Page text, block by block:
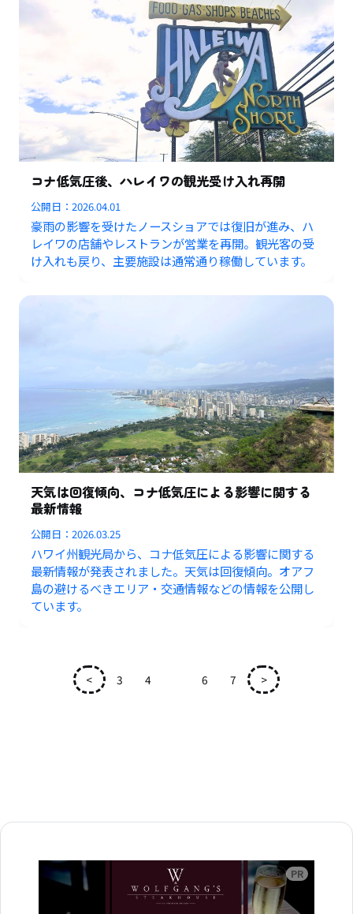
コナ低気圧後、ハレイワの観光受け入れ再開
公開日：2026.04.01
豪雨の影響を受けたノースショアでは復旧が進み、ハ
レイワの店舗やレストランが営業を再開。観光客の受
け入れも戻り、主要施設は通常通り稼働しています。
天気は回復傾向、コナ低気圧による影響に関する
最新情報
公開日：2026.03.25
ハワイ州観光局から、コナ低気圧による影響に関する
最新情報が発表されました。天気は回復傾向。オアフ
島の避けるべきエリア・交通情報などの情報を公開し
ています。
< 3 4 6 7 >
広告